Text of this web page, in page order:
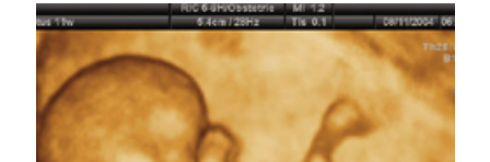
בדיון...